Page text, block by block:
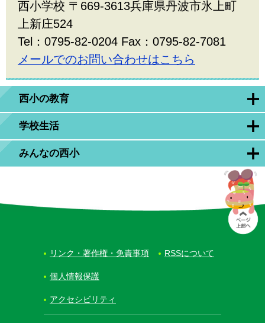
西小の教育
学校生活
みんなの西小
西小学校 〒669-3613兵庫県丹波市氷上町
上新庄524
Tel：0795-82-0204 Fax：0795-82-7081
メールでのお問い合わせはこちら
リンク・著作権・免責事項 RSSについて
個人情報保護
アクセシビリティ